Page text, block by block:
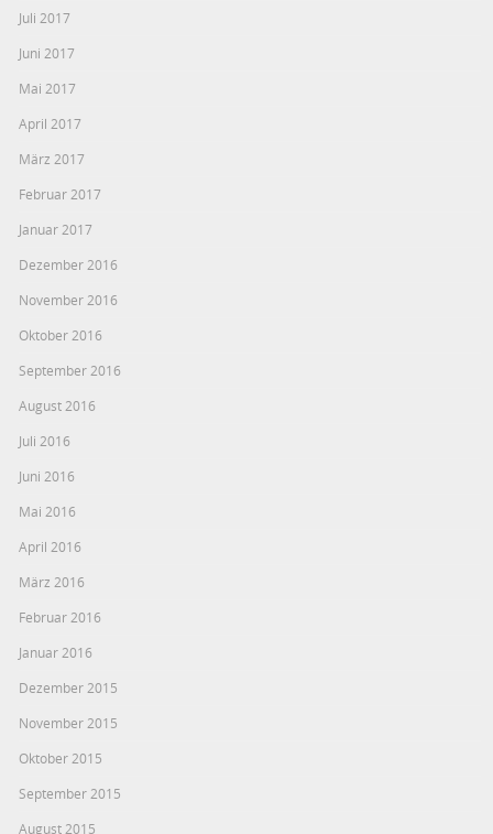
Juli 2017
Juni 2017
Mai 2017
April 2017
März 2017
Februar 2017
Januar 2017
Dezember 2016
November 2016
Oktober 2016
September 2016
August 2016
Juli 2016
Juni 2016
Mai 2016
April 2016
März 2016
Februar 2016
Januar 2016
Dezember 2015
November 2015
Oktober 2015
September 2015
August 2015